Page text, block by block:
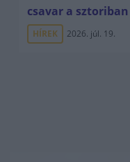
csavar a sztoriban
HÍREK 2026. júl. 19.